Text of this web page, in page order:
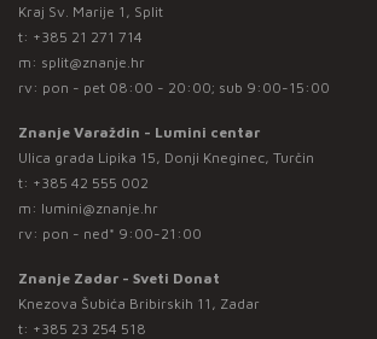
Kraj Sv. Marije 1, Split
t: +385 21 271 714
m: split@znanje.hr
rv: pon - pet 08:00 - 20:00; sub 9:00-15:00
Znanje Varaždin - Lumini centar
Ulica grada Lipika 15, Donji Kneginec, Turčin
t: +385 42 555 002
m: lumini@znanje.hr
rv: pon - ned* 9:00-21:00
Znanje Zadar - Sveti Donat
Knezova Šubića Bribirskih 11, Zadar
t: +385 23 254 518